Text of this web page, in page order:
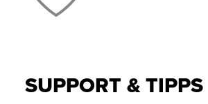
SUPPORT & TIPPS